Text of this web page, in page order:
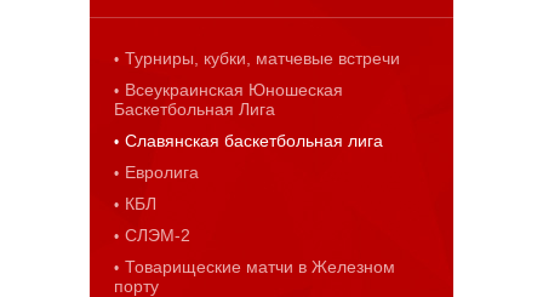
Турниры, кубки, матчевые встречи
Всеукраинская Юношеская
Баскетбольная Лига
Славянская баскетбольная лига
Евролига
КБЛ
СЛЭМ-2
Товарищеские матчи в Железном
порту